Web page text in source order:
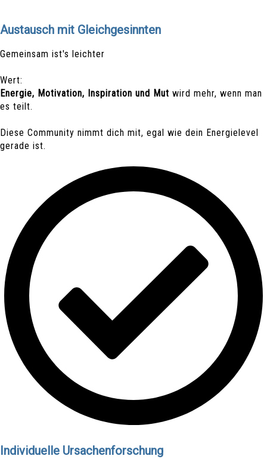
Austausch mit Gleichgesinnten
Gemeinsam ist's leichter
Wert:
Energie, Motivation, Inspiration und Mut wird mehr, wenn man
es teilt.
Diese Community nimmt dich mit, egal wie dein Energielevel
gerade ist.
Individuelle Ursachenforschung